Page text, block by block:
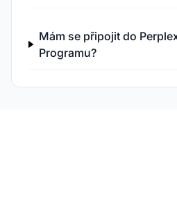
Mám se připojit do
Programu?